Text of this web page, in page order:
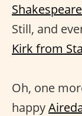
Shakespeare
Still, and
Kirk from
Oh, one
happy